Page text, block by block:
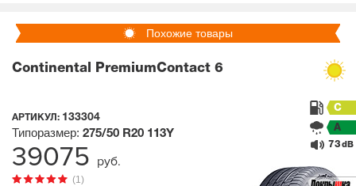
Похожие товары
Continental PremiumContact 6
АРТИКУЛ: 133304
(1)
Типоразмер: 275/50 R20 113Y
C
A
73 dB
39075 руб.